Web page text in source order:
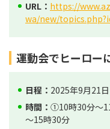
URL： https://
wa/new/
運動会でヒーロー
日程： 2025年9月21日
時間： ①10時30分～
～15時30分